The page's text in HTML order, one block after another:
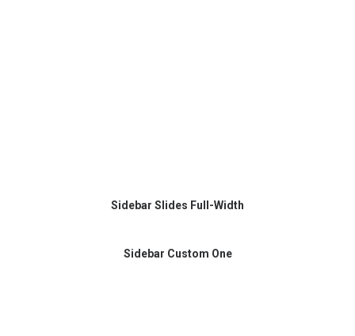
Sidebar Slides Full-Width
Sidebar Custom One